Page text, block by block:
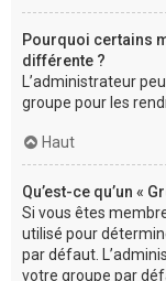
Pourquoi certains
différente ?
L’administrateur
groupe pour les
Haut
Qu’est-ce qu’un «
Si vous êtes
utilisé pour
par défaut.
votre groupe par